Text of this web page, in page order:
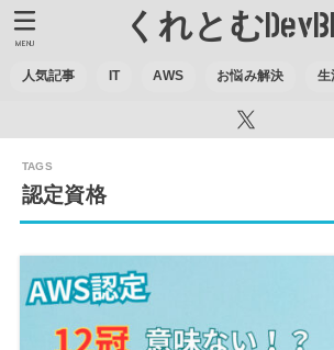
くれとむ
人気記事 IT AWS お悩み解決 生
MENU
認定資格